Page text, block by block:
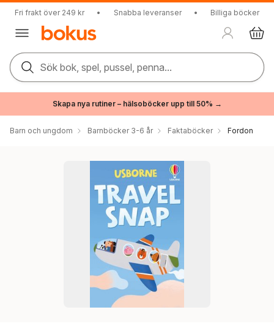
Fri frakt över 249 kr • Snabba leveranser • Billiga böcker
Sök bok, spel, pussel, penna...
Skapa nya rutiner – hälsoböcker upp till 50% →
Barn och ungdom Barnböcker 3-6 år Faktaböcker Fordon